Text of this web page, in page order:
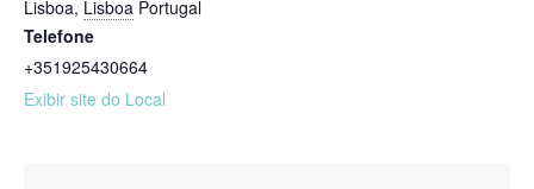
Lisboa, Lisboa Portugal
Telefone
+351925430664
Exibir site do Local